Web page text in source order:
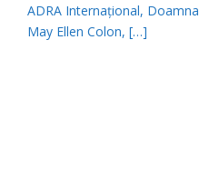
ADRA Internațional, Doamna
May Ellen Colon, […]